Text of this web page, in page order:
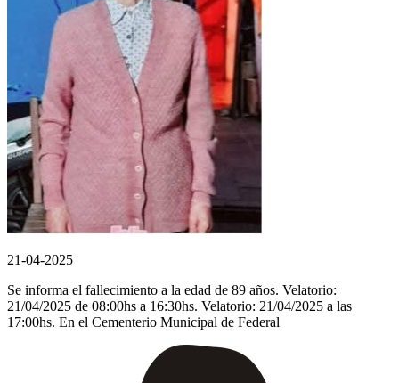
21-04-2025
Se informa el fallecimiento a la edad de 89 años. Velatorio:
21/04/2025 de 08:00hs a 16:30hs. Velatorio: 21/04/2025 a las
17:00hs. En el Cementerio Municipal de Federal